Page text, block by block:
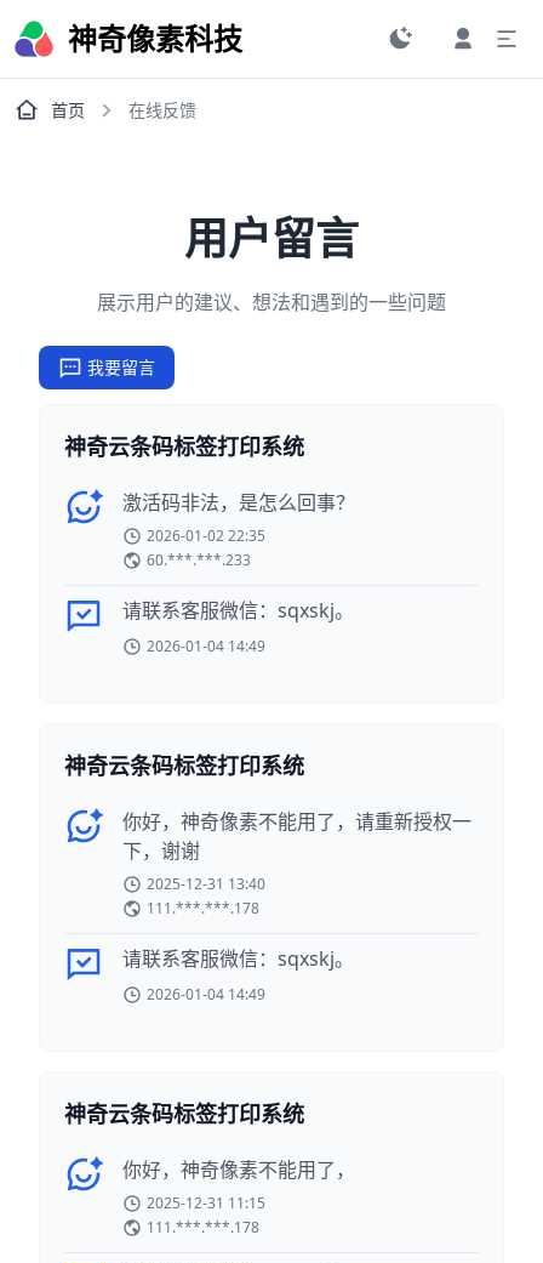
神奇像素科技
首页 在线反馈
用户留言
展示用户的建议、想法和遇到的一些问题
我要留言
神奇云条码标签打印系统
激活码非法，是怎么回事？
2026-01-02 22:35
60.***.***.233
请联系客服微信：sqxskj。
2026-01-04 14:49
神奇云条码标签打印系统
你好，神奇像素不能用了，请重新授权一
下，谢谢
2025-12-31 13:40
111.***.***.178
请联系客服微信：sqxskj。
2026-01-04 14:49
神奇云条码标签打印系统
你好，神奇像素不能用了，
2025-12-31 11:15
111.***.***.178